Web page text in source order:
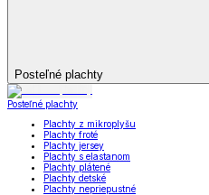
Posteľné plachty
Posteľné plachty
Plachty z mikroplyšu
Plachty froté
Plachty jersey
Plachty s elastanom
Plachty plátené
Plachty detské
Plachty nepriepustné